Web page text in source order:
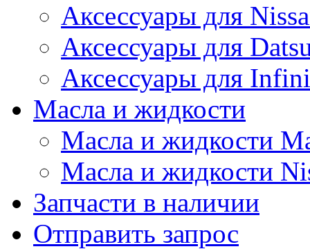
Аксессуары для
Аксессуары для
Аксессуары для
Масла и жидкости
Масла и жидкости
Масла и жидкости
Запчасти в наличии
Отправить запрос